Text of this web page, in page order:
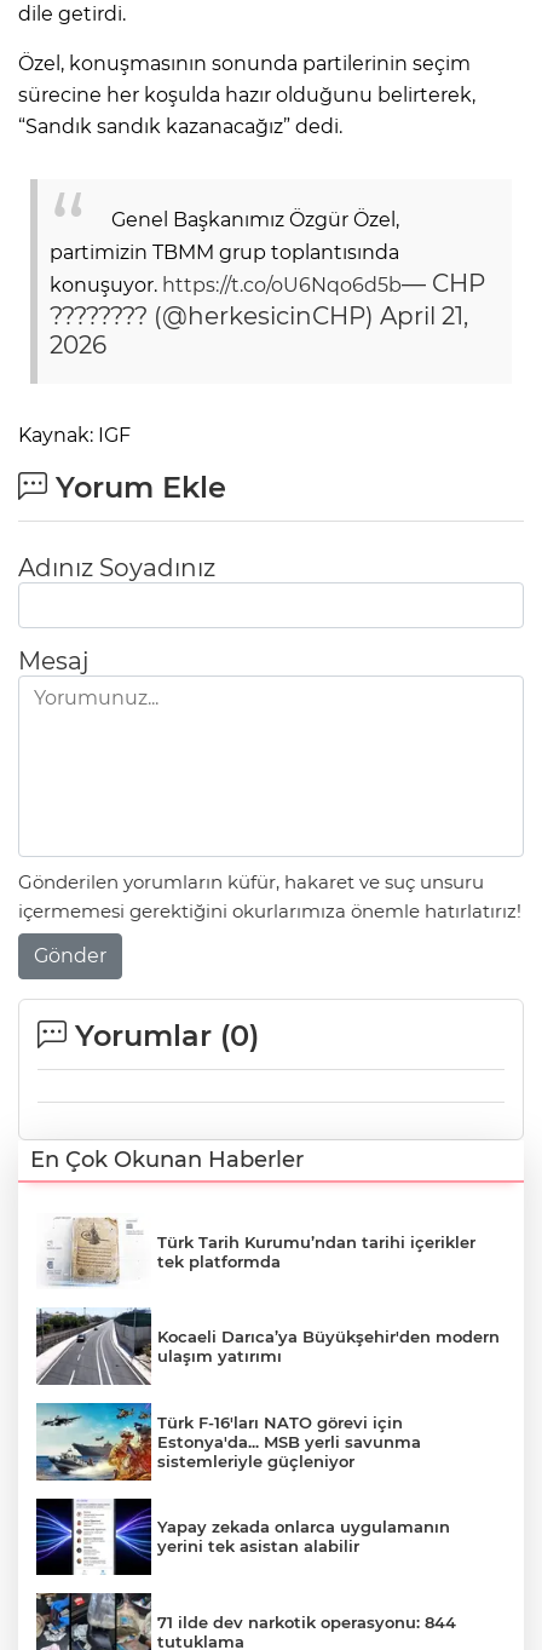
dile getirdi.
Özel, konuşmasının sonunda partilerinin seçim
sürecine her koşulda hazır olduğunu belirterek,
“Sandık sandık kazanacağız” dedi.
Genel Başkanımız Özgür Özel,
partimizin TBMM grup toplantısında
konuşuyor. https://t.co/oU6Nqo6d5b— CHP
???????? (@herkesicinCHP) April 21,
2026
Kaynak: IGF
Yorum Ekle
Adınız Soyadınız
Mesaj
Gönderilen yorumların küfür, hakaret ve suç unsuru
içermemesi gerektiğini okurlarımıza önemle hatırlatırız!
Gönder
Yorumlar (0)
En Çok Okunan Haberler
Türk Tarih Kurumu’ndan tarihi içerikler
tek platformda
Kocaeli Darıca’ya Büyükşehir'den modern
ulaşım yatırımı
Türk F-16'ları NATO görevi için
Estonya'da... MSB yerli savunma
sistemleriyle güçleniyor
Yapay zekada onlarca uygulamanın
yerini tek asistan alabilir
71 ilde dev narkotik operasyonu: 844
tutuklama